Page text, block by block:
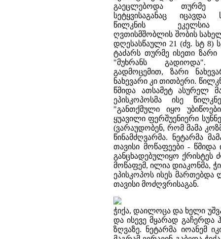
გაეცლებოდა თურმე
სეტყვისაგანაც
წილკნის ეკელსია
ღვთისმშობლის შობის
დღესასწაული 21 (ძვ. სტ 8)
ტაძარს თურმე ისეთი ზარი
"მუხრანს
გადმოცემით, ზარი
ნახევარი კი თითბერი.
წმიდა ათსამეტ ასურელ
ეპისკოპოსმა ისე
"განთქმული იყო
ყუავილი ფერშუენიერი
(ვარაუდობენ, რომ მამა
წინამძღვარმა. ნეტარმა
თავისი მოწაფეები -
განცხადებულიყო ქრისტეს
მოწაფემ, ილია დიაკონმა,
ეპისკოპოს ისეს
თავისი მოძღვრისაგან.
ჭიქა, დაილოცა და ხელი
და ისევე მყარად
ზღვაზე. ნეტარმა იოანემ